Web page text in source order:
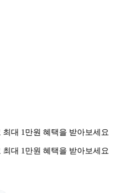
대 1만원 혜택을 받아보세요
대 1만원 혜택을 받아보세요